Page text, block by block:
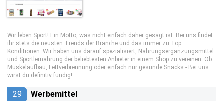
Wir leben Sport! Ein Motto, was nicht einfach daher gesagt ist. Bei uns findet
ihr stets die neusten Trends der Branche und das immer zu Top
Konditionen. Wir haben uns darauf spezialisiert, Nahrungsergänzungsmittel
und Sportlernahrung der beliebtesten Anbieter in einem Shop zu vereinen. Ob
Muskelaufbau, Fettverbrennung oder einfach nur gesunde Snacks - Bei uns
wirst du definitiv fündig!
29 Werbemittel